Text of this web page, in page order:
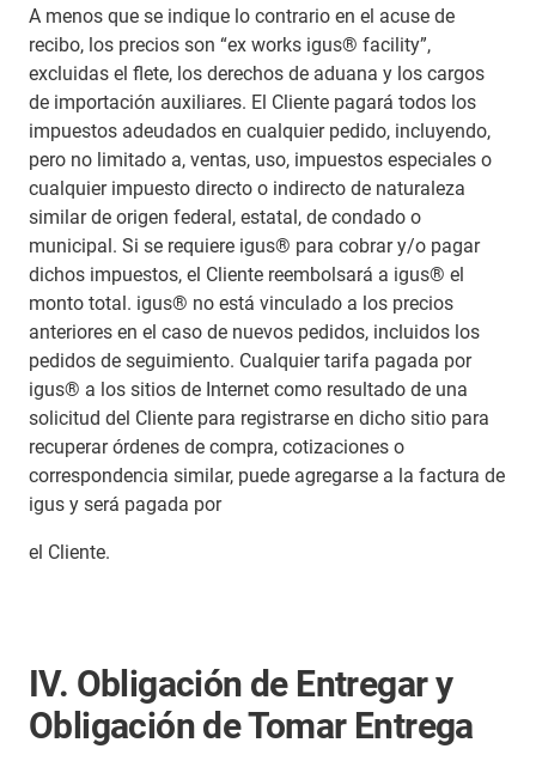
A menos que se indique lo contrario en el acuse de
recibo, los precios son “ex works igus® facility”,
excluidas el flete, los derechos de aduana y los cargos
de importación auxiliares. El Cliente pagará todos los
impuestos adeudados en cualquier pedido, incluyendo,
pero no limitado a, ventas, uso, impuestos especiales o
cualquier impuesto directo o indirecto de naturaleza
similar de origen federal, estatal, de condado o
municipal. Si se requiere igus® para cobrar y/o pagar
dichos impuestos, el Cliente reembolsará a igus® el
monto total. igus® no está vinculado a los precios
anteriores en el caso de nuevos pedidos, incluidos los
pedidos de seguimiento. Cualquier tarifa pagada por
igus® a los sitios de Internet como resultado de una
solicitud del Cliente para registrarse en dicho sitio para
recuperar órdenes de compra, cotizaciones o
correspondencia similar, puede agregarse a la factura de
igus y será pagada por
el Cliente.
IV. Obligación de Entregar y
Obligación de Tomar Entrega